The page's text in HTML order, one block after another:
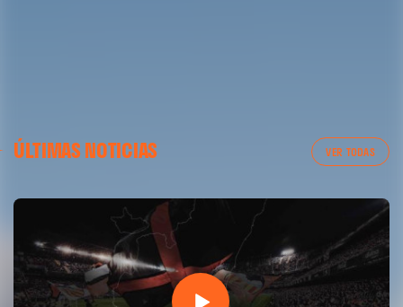
ÚLTIMAS NOTICIAS VER TODAS